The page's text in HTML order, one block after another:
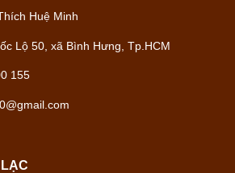
Huệ Minh
Lộ 50, xã Bình Hưng, Tp.HCM
155